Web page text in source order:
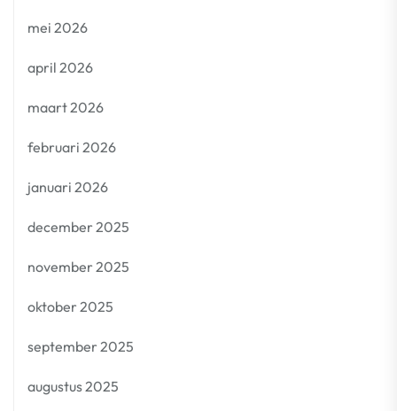
mei 2026
april 2026
maart 2026
februari 2026
januari 2026
december 2025
november 2025
oktober 2025
september 2025
augustus 2025